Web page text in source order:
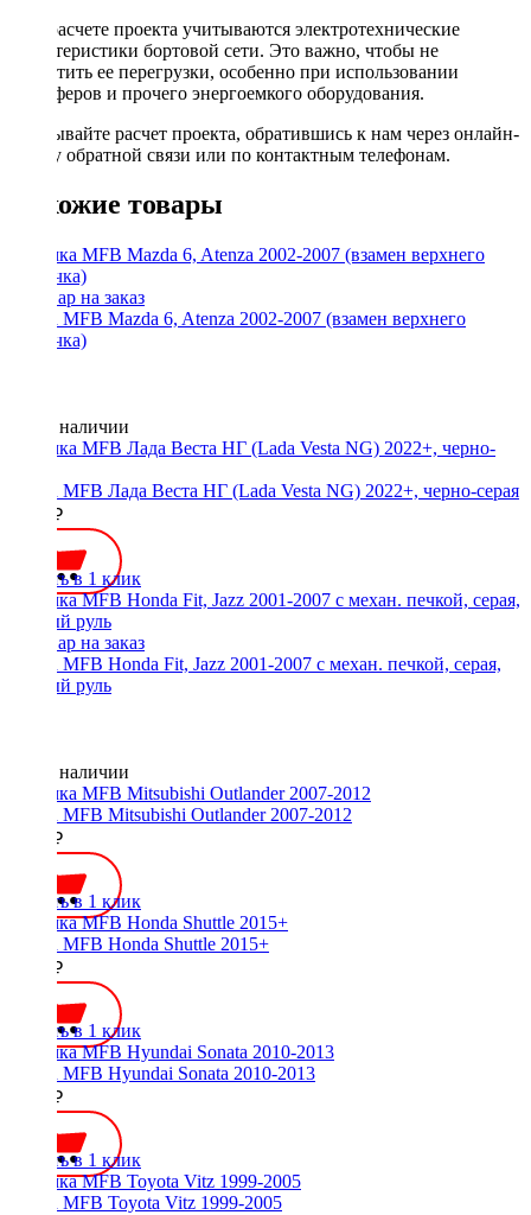
При расчете проекта учитываются электротехнические
характеристики бортовой сети. Это важно, чтобы не
допустить ее перегрузки, особенно при использовании
сабвуферов и прочего энергоемкого оборудования.
Заказывайте расчет проекта, обратившись к нам через онлайн-
форму обратной связи или по контактным телефонам.
Похожие товары
Рамка MFB Mazda 6, Atenza 2002-2007 (взамен верхнего
бардачка)
Нет в наличии
Рамка MFB Лада Веста НГ (Lada Vesta NG) 2022+, черно-серая
2700 ₽
Купить в 1 клик
Рамка MFB Honda Fit, Jazz 2001-2007 с механ. печкой, серая,
правый руль
Нет в наличии
Рамка MFB Mitsubishi Outlander 2007-2012
2000 ₽
Купить в 1 клик
Рамка MFB Honda Shuttle 2015+
2700 ₽
Купить в 1 клик
Рамка MFB Hyundai Sonata 2010-2013
2300 ₽
Купить в 1 клик
Рамка MFB Toyota Vitz 1999-2005